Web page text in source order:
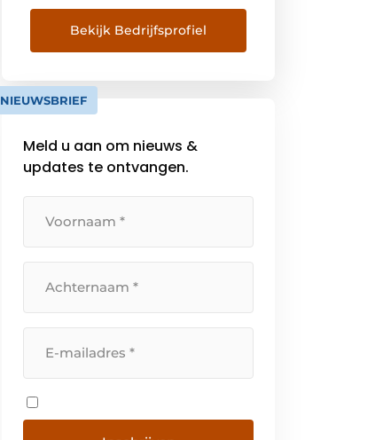
oprecht goed in frisse lucht.
Lucht is het elixir van het leven,
laat ons vrij ademen. Het is
geeft ons energie om […]
Bekijk Bedrijfsprofiel
NIEUWSBRIEF
Meld u aan om nieuws &
updates te ontvangen.